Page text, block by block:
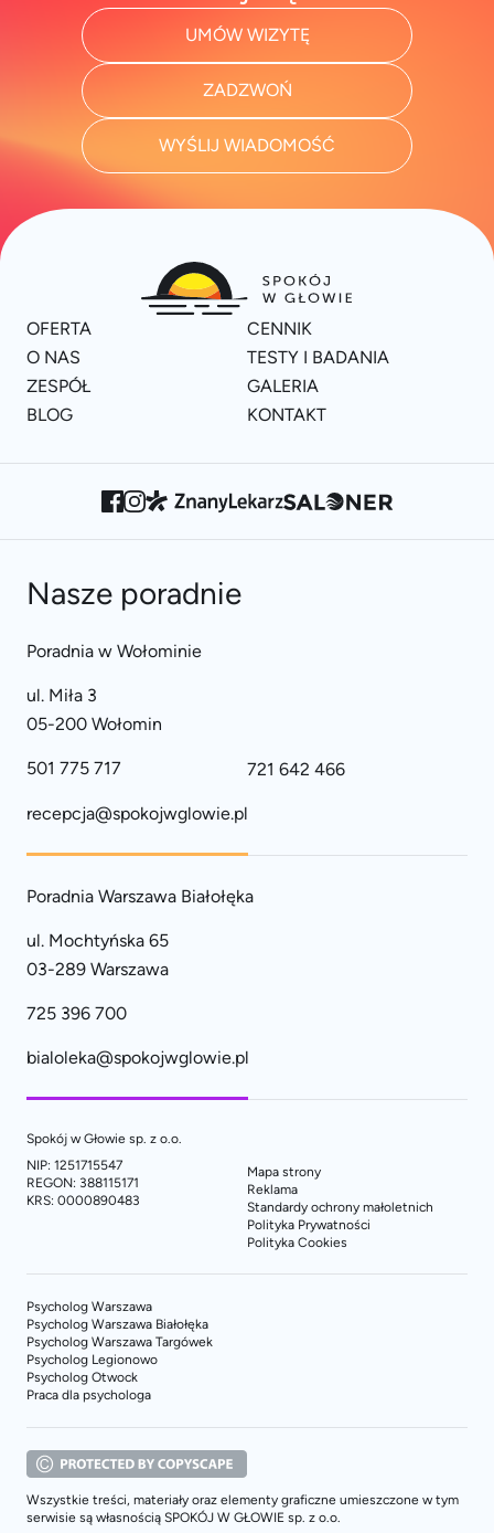
UMÓW WIZYTĘ
ZADZWOŃ
WYŚLIJ WIADOMOŚĆ
OFERTA
CENNIK
O NAS
TESTY I BADANIA
ZESPÓŁ
GALERIA
BLOG
KONTAKT
Nasze poradnie
Poradnia w Wołominie
ul. Miła 3
05-200 Wołomin
501 775 717 721 642 466
recepcja@spokojwglowie.pl
Poradnia Warszawa Białołęka
ul. Mochtyńska 65
03-289 Warszawa
725 396 700
bialoleka@spokojwglowie.pl
Spokój w Głowie sp. z o.o.
NIP: 1251715547
REGON: 388115171
KRS: 0000890483
Mapa strony
Reklama
Standardy ochrony małoletnich
Polityka Prywatności
Polityka Cookies
Psycholog Warszawa
Psycholog Warszawa Białołęka
Psycholog Warszawa Targówek
Psycholog Legionowo
Psycholog Otwock
Praca dla psychologa
Wszystkie treści, materiały oraz elementy graficzne umieszczone w tym
serwisie są własnością SPOKÓJ W GŁOWIE sp. z o.o.